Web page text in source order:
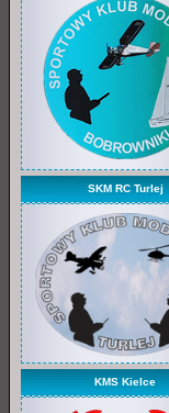
SKM RC Turlej
KMS Kielce